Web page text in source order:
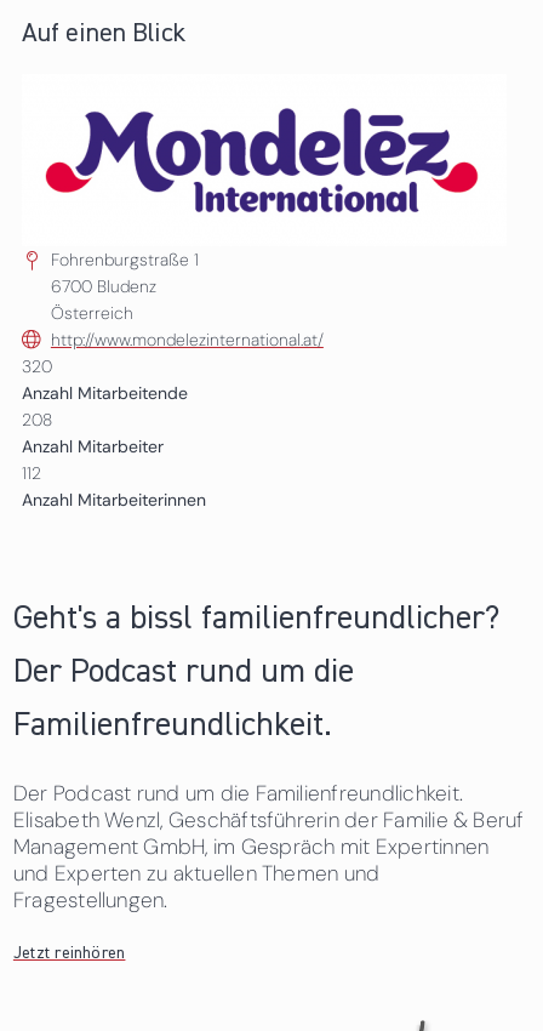
Auf einen Blick
Fohrenburgstraße 1
6700 Bludenz
Österreich
http://www.mondelezinternational.at/
320
Anzahl Mitarbeitende
208
Anzahl Mitarbeiter
112
Anzahl Mitarbeiterinnen
Geht's a bissl familienfreundlicher?
Der Podcast rund um die
Familienfreundlichkeit.
Der Podcast rund um die Familienfreundlichkeit.
Elisabeth Wenzl, Geschäftsführerin der Familie & Beruf
Management GmbH, im Gespräch mit Expertinnen
und Experten zu aktuellen Themen und
Fragestellungen.
Jetzt reinhören